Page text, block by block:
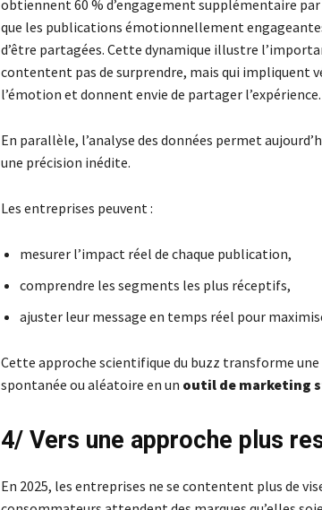
obtiennent 60 % d’engagement supplémentaire
que les publications émotionnellement
d’être partagées. Cette dynamique illustre
contentent pas de surprendre, mais qui impliquent
l’émotion et donnent envie de partager l’expérience.
En parallèle, l’analyse des données permet
une précision inédite.
Les entreprises peuvent :
mesurer l’impact réel de chaque publication,
comprendre les segments les plus réceptifs,
ajuster leur message en temps réel pour
Cette approche scientifique du buzz transforme
spontanée ou aléatoire en un outil de marketing
4/ Vers une approche plus
En 2025, les entreprises ne se contentent plus de